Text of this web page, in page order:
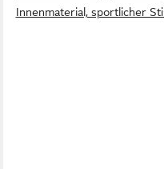
Innenmaterial, sportlicher Stil